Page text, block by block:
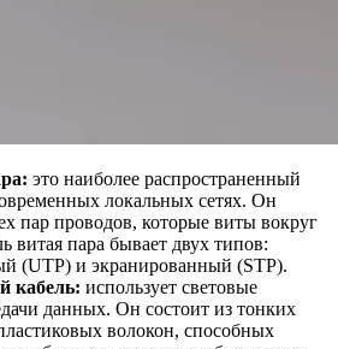
это наиболее распространенный
локальных сетях. Он
пар проводов, которые виты вокруг
витая пара бывает двух типов:
(UTP) и экранированный (STP).
кабель: использует световые
данных. Он состоит из тонких
волокон, способных